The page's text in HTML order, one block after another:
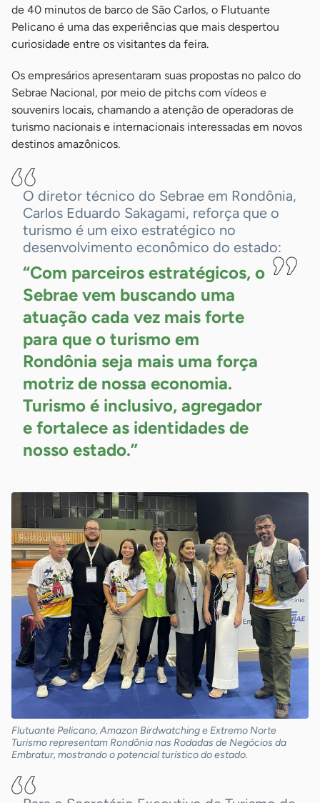
de 40 minutos de barco de São Carlos, o Flutuante
Pelicano é uma das experiências que mais despertou
curiosidade entre os visitantes da feira.
Os empresários apresentaram suas propostas no palco do
Sebrae Nacional, por meio de pitchs com vídeos e
souvenirs locais, chamando a atenção de operadoras de
turismo nacionais e internacionais interessadas em novos
destinos amazônicos.
O diretor técnico do Sebrae em Rondônia,
Carlos Eduardo Sakagami, reforça que o
turismo é um eixo estratégico no
desenvolvimento econômico do estado:
“Com parceiros estratégicos, o
Sebrae vem buscando uma
atuação cada vez mais forte
para que o turismo em
Rondônia seja mais uma força
motriz de nossa economia.
Turismo é inclusivo, agregador
e fortalece as identidades de
nosso estado.”
Flutuante Pelicano, Amazon Birdwatching e Extremo Norte
Turismo representam Rondônia nas Rodadas de Negócios da
Embratur, mostrando o potencial turístico do estado.